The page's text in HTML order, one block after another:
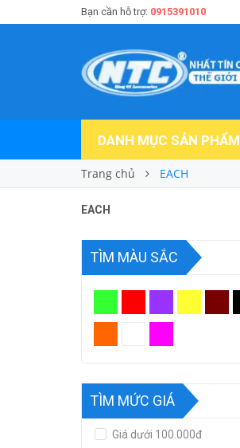
Bạn cần hỗ trợ: 0915391010
DANH MỤC SẢN PHẨM
Trang chủ EACH
EACH
TÌM MÀU SẮC
TÌM MỨC GIÁ
Giá dưới 100.000đ